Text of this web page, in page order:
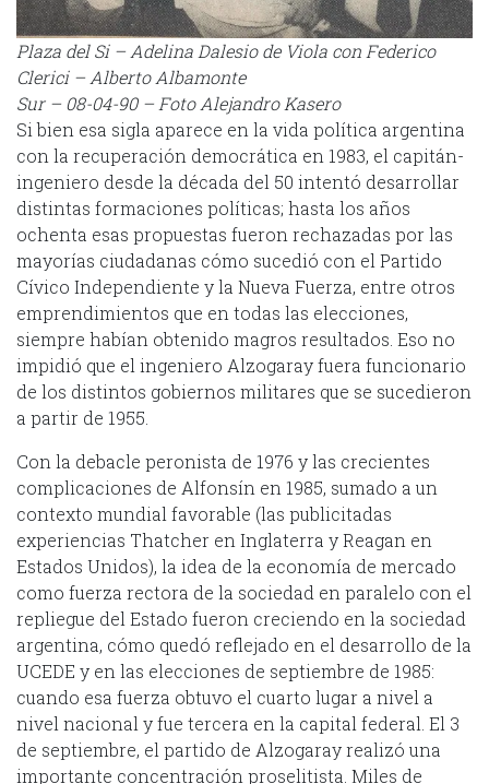
Plaza del Si – Adelina Dalesio de Viola con Federico
Clerici – Alberto Albamonte
Sur – 08-04-90 – Foto Alejandro Kasero
Si bien esa sigla aparece en la vida política argentina
con la recuperación democrática en 1983, el capitán-
ingeniero desde la década del 50 intentó desarrollar
distintas formaciones políticas; hasta los años
ochenta esas propuestas fueron rechazadas por las
mayorías ciudadanas cómo sucedió con el Partido
Cívico Independiente y la Nueva Fuerza, entre otros
emprendimientos que en todas las elecciones,
siempre habían obtenido magros resultados. Eso no
impidió que el ingeniero Alzogaray fuera funcionario
de los distintos gobiernos militares que se sucedieron
a partir de 1955.
Con la debacle peronista de 1976 y las crecientes
complicaciones de Alfonsín en 1985, sumado a un
contexto mundial favorable (las publicitadas
experiencias Thatcher en Inglaterra y Reagan en
Estados Unidos), la idea de la economía de mercado
como fuerza rectora de la sociedad en paralelo con el
repliegue del Estado fueron creciendo en la sociedad
argentina, cómo quedó reflejado en el desarrollo de la
UCEDE y en las elecciones de septiembre de 1985:
cuando esa fuerza obtuvo el cuarto lugar a nivel a
nivel nacional y fue tercera en la capital federal. El 3
de septiembre, el partido de Alzogaray realizó una
importante concentración proselitista. Miles de